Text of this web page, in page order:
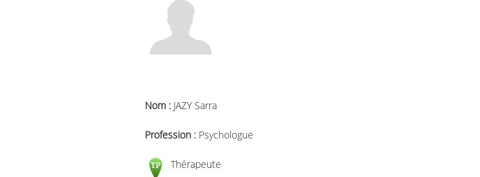
Nom : JAZY Sarra
Profession : Psychologue
Thérapeute